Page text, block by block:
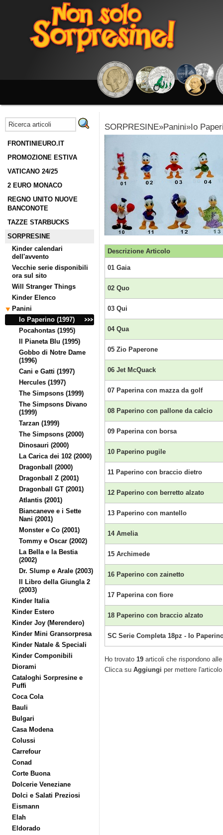
FRONTINIEURO.IT
PROMOZIONE ESTIVA
VATICANO 24/25
2 EURO MONACO
REGNO UNITO NUOVE
BANCONOTE
TAZZE STARBUCKS
SORPRESINE
Kinder calendari
dell'avvento
Vecchie serie disponibili
ora sul sito
Will Stranger Things
Kinder Elenco
Panini
Io Paperino (1997)
Pocahontas (1995)
Il Pianeta Blu (1995)
Gobbo di Notre Dame
(1996)
Cani e Gatti (1997)
Hercules (1997)
The Simpsons (1999)
The Simpsons Divano
(1999)
Tarzan (1999)
The Simpsons (2000)
Dinosauri (2000)
La Carica dei 102 (2000)
Dragonball (2000)
Dragonball Z (2001)
Dragonball GT (2001)
Atlantis (2001)
Biancaneve e i Sette
Nani (2001)
Monster e Co (2001)
Tommy e Oscar (2002)
La Bella e la Bestia
(2002)
Dr. Slump e Arale (2003)
Il Libro della Giungla 2
(2003)
Kinder Italia
Kinder Estero
Kinder Joy (Merendero)
Kinder Mini Gransorpresa
Kinder Natale & Speciali
Kinder Componibili
Diorami
Cataloghi Sorpresine e
Puffi
Coca Cola
Bauli
Bulgari
Casa Modena
Colussi
Carrefour
Conad
Corte Buona
Dolcerie Veneziane
Dolci e Salati Preziosi
Eismann
Elah
Eldorado
SORPRESINE»Panini»Io
Descrizione Articolo
01 Gaia
02 Quo
03 Qui
04 Qua
05 Zio Paperone
06 Jet McQuack
07 Paperina con mazza da golf
08 Paperino con pallone da calcio
09 Paperina con borsa
10 Paperino pugile
11 Paperino con braccio dietro
12 Paperino con berretto alzato
13 Paperino con mantello
14 Amelia
15 Archimede
16 Paperino con zainetto
17 Paperina con fiore
18 Paperino con braccio alzato
SC Serie Completa 18pz - Io
Ho trovato 19 articoli che rispondono
Clicca su Aggiungi per mettere